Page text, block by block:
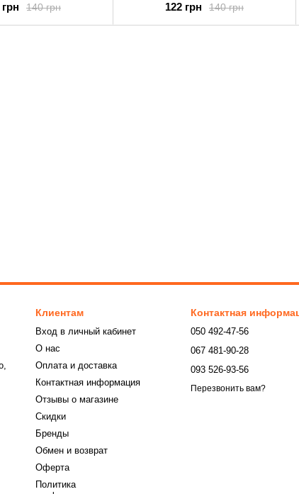
140 грн 140 грн
122 грн
Клиентам
Вход в личный кабинет
О нас
Оплата и доставка
Контактная информация
Отзывы о магазине
Скидки
Бренды
Обмен и возврат
Оферта
Политика
Контактная
050 492-47-56
067 481-90-28
093 526-93-56
Перезвонить вам?